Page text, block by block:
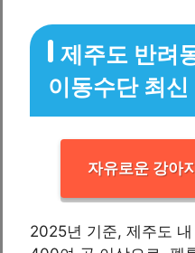
제주도 반려
이동수단 최신
자유로운 강아
2025년 기준, 제주도